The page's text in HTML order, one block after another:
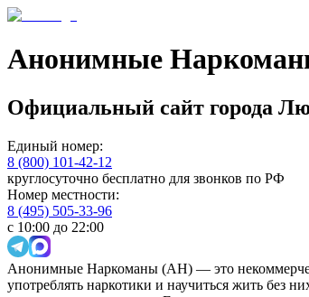
Анонимные
Официальный сайт города
Единый номер:
8 (800) 101-42-12
круглосуточно бесплатно для звонков по РФ
Номер местности:
8 (495) 505-33-96
с 10:00 до 22:00
Анонимные Наркоманы (АН) — это
употреблять наркотики и научиться жить без